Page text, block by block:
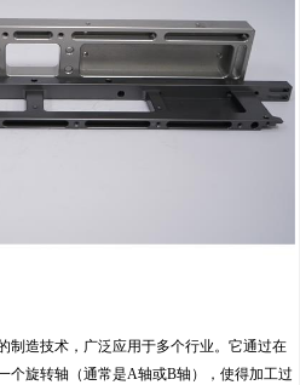
制造技术，广泛应用于多个行业。它通过在
个旋转轴（通常是A轴或B轴），使得加工过